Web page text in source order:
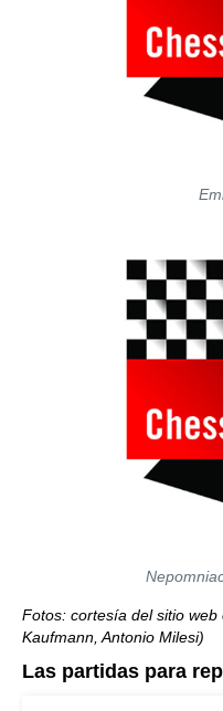
Fotos: cortesía del sitio
Kaufmann, Antonio Milesi)
Las partidas para